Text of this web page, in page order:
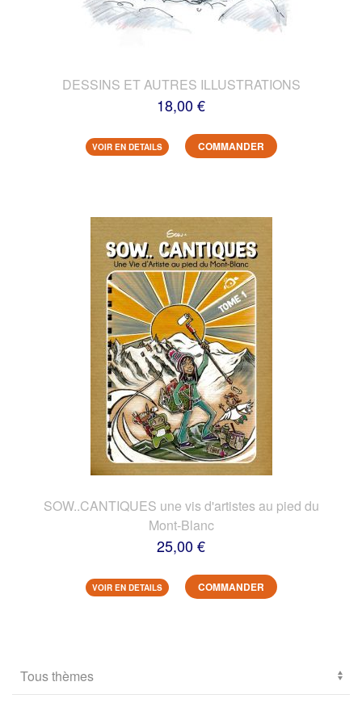
DESSINS ET AUTRES ILLUSTRATIONS
18,00 €
VOIR EN DETAILS COMMANDER
SOW..CANTIQUES une vis d'artistes au pied du
Mont-Blanc
25,00 €
VOIR EN DETAILS COMMANDER